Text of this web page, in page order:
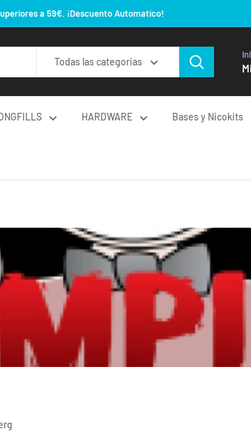
a 59€. ¡Descuento Automatico!
Todas las categorias
HARDWARE Bases y Nicokits